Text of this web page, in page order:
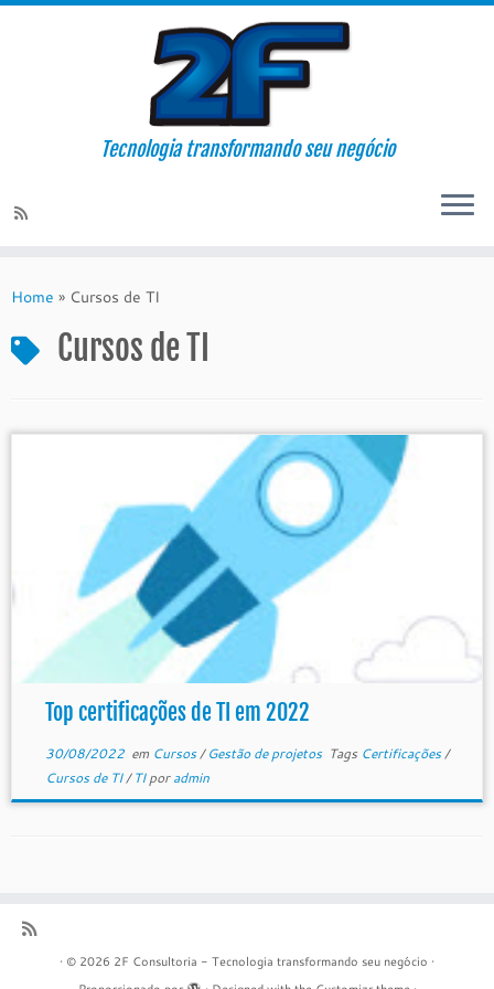
Tecnologia transformando seu negócio
Home » Cursos de TI
Cursos de TI
Top certificações de TI em 2022
30/08/2022em Cursos/Gestão de projetos Tags Certificações/
Cursos de TI/TIporadmin
· © 2026 2F Consultoria - Tecnologia transformando seu negócio ·